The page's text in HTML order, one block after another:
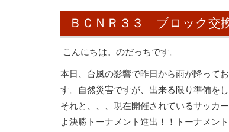
ＢＣＮＲ３３ ブロック交
こんにちは。のだっちです。
本日、台風の影響で昨日から雨が降って
す。自然災害ですが、出来る限り準備をし
それと、、、現在開催されているサッカ
よ決勝トーナメント進出！！トーナメン